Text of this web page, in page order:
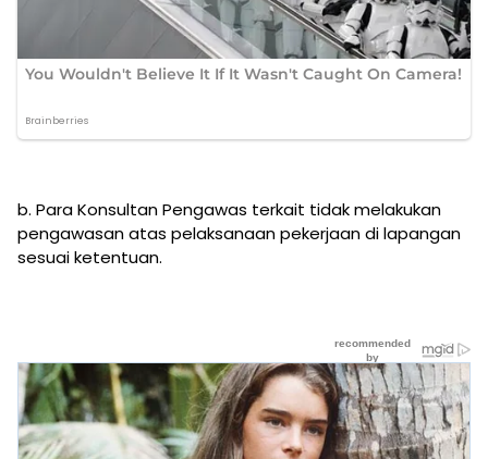
b. Para Konsultan Pengawas terkait tidak melakukan
pengawasan atas pelaksanaan pekerjaan di lapangan
sesuai ketentuan.